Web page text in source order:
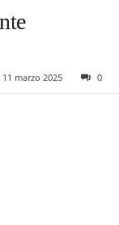
marzo 2025 0